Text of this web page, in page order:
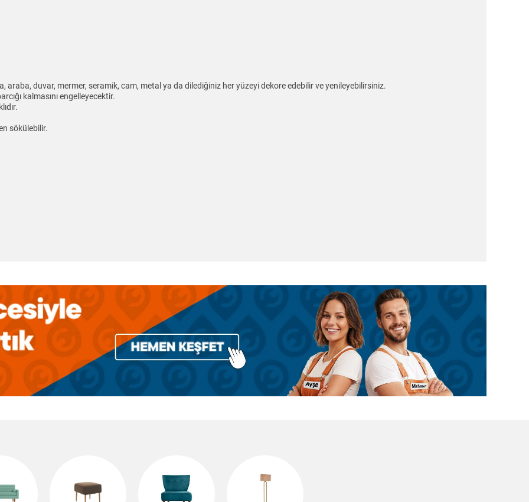
araba, duvar, mermer, seramik, cam, metal ya da dilediğiniz her yüzeyi dekore edebilir ve yenileyebilirsiniz.
kalmasını engelleyecektir.
sökülebilir.